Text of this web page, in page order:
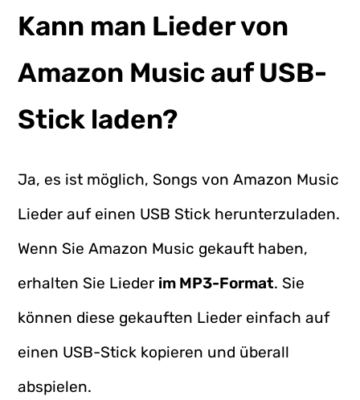
Kann man Lieder von
Amazon Music auf USB-
Stick laden?
Ja, es ist möglich, Songs von Amazon Music
Lieder auf einen USB Stick herunterzuladen.
Wenn Sie Amazon Music gekauft haben,
erhalten Sie Lieder im MP3-Format. Sie
können diese gekauften Lieder einfach auf
einen USB-Stick kopieren und überall
abspielen.